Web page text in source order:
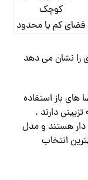
کوچک
فضای کم یا محدود
را نشان می ‌دهد
های باز استفاده
دارند .
دار هستند و مدل
انتخاب